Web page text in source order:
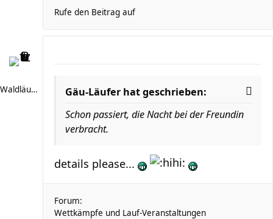
Rufe den Beitrag auf
Waldläufer 66
Gäu-Läufer hat geschrieben:
Schon passiert, die Nacht bei der Freundin
verbracht.
details please...
Forum:
Wettkämpfe und Lauf-Veranstaltungen